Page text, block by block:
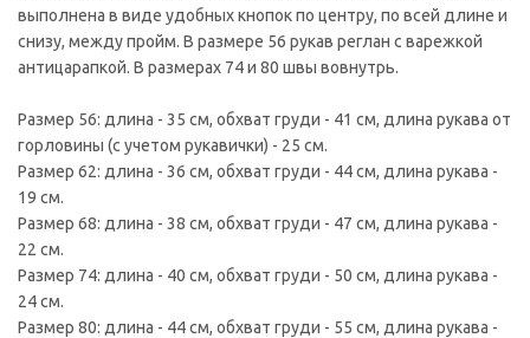
выполнена в виде удобных кнопок по центру, по всей длине и
снизу, между пройм. В размере 56 рукав реглан с варежкой
антицарапкой. В размерах 74 и 80 швы вовнутрь.
Размер 56: длина - 35 см, обхват груди - 41 см, длина рукава от
горловины (с учетом рукавички) - 25 см.
Размер 62: длина - 36 см, обхват груди - 44 см, длина рукава -
19 см.
Размер 68: длина - 38 см, обхват груди - 47 см, длина рукава -
22 см.
Размер 74: длина - 40 см, обхват груди - 50 см, длина рукава -
24 см.
Размер 80: длина - 44 см, обхват груди - 55 см, длина рукава -